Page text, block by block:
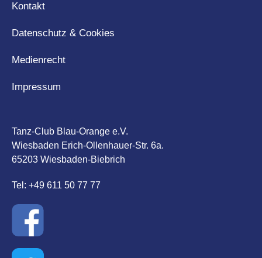
Kontakt
Datenschutz & Cookies
Medienrecht
Impressum
Tanz-Club Blau-Orange e.V.
Wiesbaden Erich-Ollenhauer-Str. 6a.
65203 Wiesbaden-Biebrich
Tel: +49 611 50 77 77